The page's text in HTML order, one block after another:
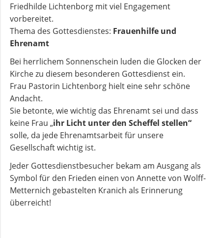
Pfarrer
und
Pfarrerinnen
Gemeindebüro
Weinbergstiftung
AKTUELLES
Neuigkeiten
Terminkalender
Friedhilde Lichtenborg mit viel Engagement
vorbereitet.
Thema des Gottesdienstes: Frauenhilfe und
Ehrenamt
Bei herrlichem Sonnenschein luden die Glocken der
Kirche zu diesem besonderen Gottesdienst ein.
Frau Pastorin Lichtenborg hielt eine sehr schöne
Andacht.
Sie betonte, wie wichtig das Ehrenamt sei und dass
keine Frau „ihr Licht unter den Scheffel stellen“
solle, da jede Ehrenamtsarbeit für unsere
Gesellschaft wichtig ist.
Jeder Gottesdienstbesucher bekam am Ausgang als
Symbol für den Frieden einen von Annette von Wolff-
Metternich gebastelten Kranich als Erinnerung
überreicht!